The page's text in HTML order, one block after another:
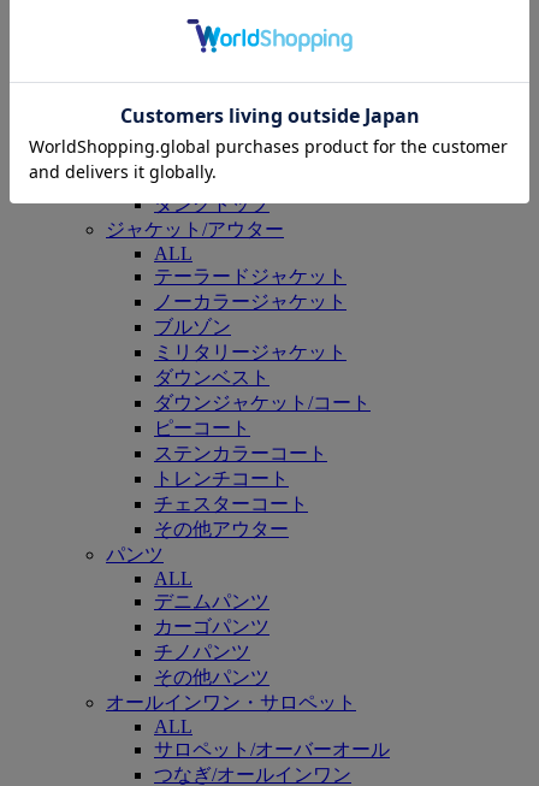
シャツ/ブラウス
ポロシャツ
ニット/セーター
パーカー
スウェット
カーディガン/ボレロ
タンクトップ
ジャケット/アウター
ALL
テーラードジャケット
ノーカラージャケット
ブルゾン
ミリタリージャケット
ダウンベスト
ダウンジャケット/コート
ピーコート
ステンカラーコート
トレンチコート
チェスターコート
その他アウター
パンツ
ALL
デニムパンツ
カーゴパンツ
チノパンツ
その他パンツ
オールインワン・サロペット
ALL
サロペット/オーバーオール
つなぎ/オールインワン